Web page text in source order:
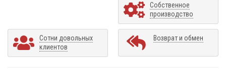
Собственное
производство
Сотни довольных
клиентов
Возврат и обмен